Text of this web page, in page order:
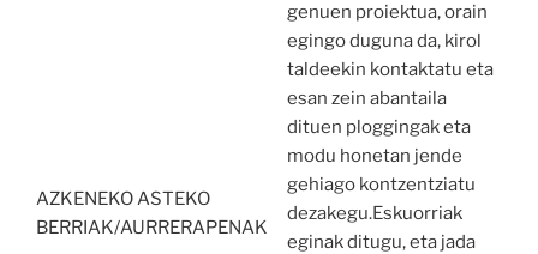
AZKENEKO ASTEKO
BERRIAK/AURRERAPENAK
genuen proiektua, orain
egingo duguna da, kirol
taldeekin kontaktatu eta
esan zein abantaila
dituen ploggingak eta
modu honetan jende
gehiago kontzentziatu
dezakegu.Eskuorriak
eginak ditugu, eta jada